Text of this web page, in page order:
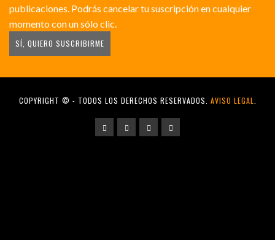
publicaciones. Podrás cancelar tu suscripción en cualquier
momento con un sólo clic.
COPYRIGHT © - TODOS LOS DERECHOS RESERVADOS. AVISO LEGAL